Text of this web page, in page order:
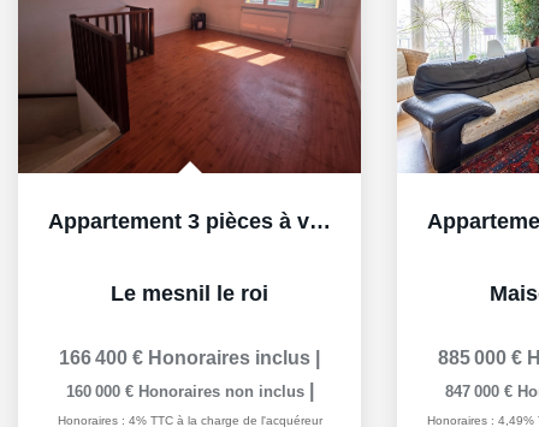
Appartement 3 pièces à vendre au Mesnil-le-Roi - Idéal...
Le mesnil le roi
166 400 € Honoraires inclus
160 000 € Honoraires non inclus
Honoraires : 4% TTC à la charge de l'acquéreur
885 000 €
847 000 €
Honoraires : 4,49%